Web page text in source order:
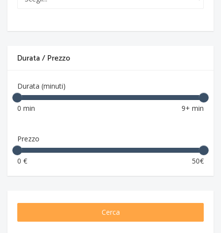
Durata / Prezzo
Durata (minuti)
0 min 9+ min
Prezzo
0 € 50€
Cerca